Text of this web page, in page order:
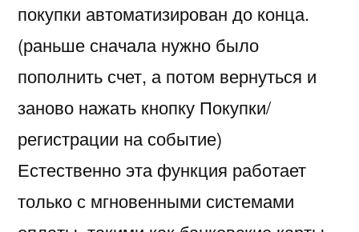
покупки автоматизирован до конца.
(раньше сначала нужно было
пополнить счет, а потом вернуться и
заново нажать кнопку Покупки/
регистрации на событие)
Естественно эта функция работает
только с мгновенными системами